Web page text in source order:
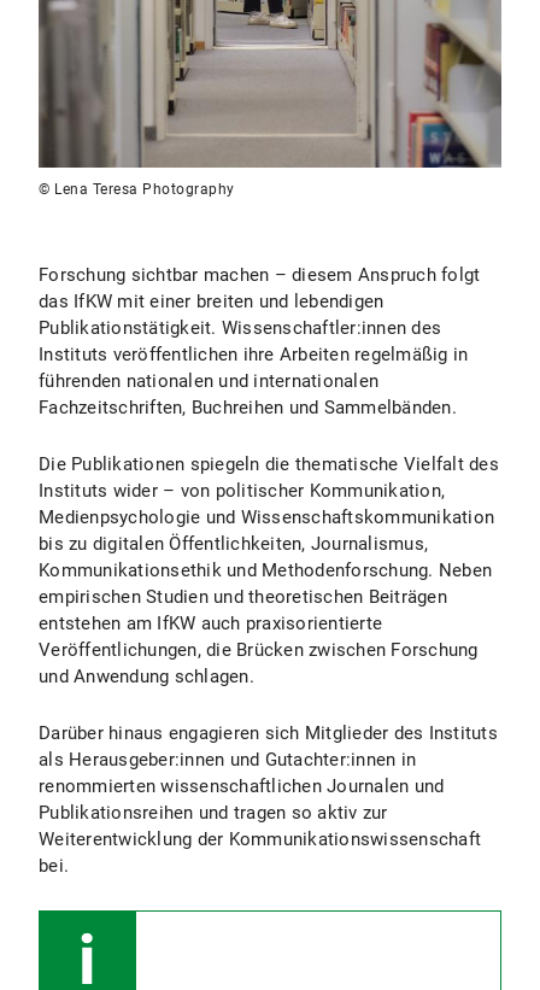
© Lena Teresa Photography
Forschung sichtbar machen – diesem Anspruch folgt
das IfKW mit einer breiten und lebendigen
Publikationstätigkeit. Wissenschaftler:innen des
Instituts veröffentlichen ihre Arbeiten regelmäßig in
führenden nationalen und internationalen
Fachzeitschriften, Buchreihen und Sammelbänden.
Die Publikationen spiegeln die thematische Vielfalt des
Instituts wider – von politischer Kommunikation,
Medienpsychologie und Wissenschaftskommunikation
bis zu digitalen Öffentlichkeiten, Journalismus,
Kommunikationsethik und Methodenforschung. Neben
empirischen Studien und theoretischen Beiträgen
entstehen am IfKW auch praxisorientierte
Veröffentlichungen, die Brücken zwischen Forschung
und Anwendung schlagen.
Darüber hinaus engagieren sich Mitglieder des Instituts
als Herausgeber:innen und Gutachter:innen in
renommierten wissenschaftlichen Journalen und
Publikationsreihen und tragen so aktiv zur
Weiterentwicklung der Kommunikationswissenschaft
bei.